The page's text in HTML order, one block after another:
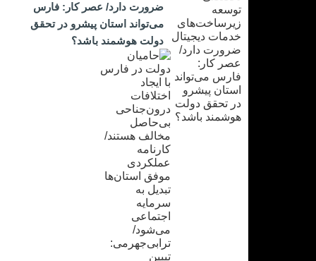
ضرورت دارد/ عصر کار: فارس
می‌تواند استان پیشرو در تحقق
دولت هوشمند باشد؟